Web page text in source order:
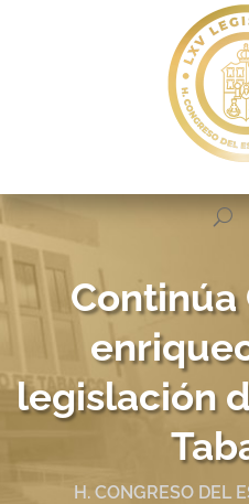
Continúa
legislación
H. CONGRESO DEL